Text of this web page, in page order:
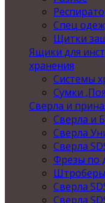
Спец
Щитки
Ящики для
хранения
Системы
Сумки
Сверла и
Сверла и
Сверла
Сверла
Фрезы по
Штроберы
Сверла
Сверла